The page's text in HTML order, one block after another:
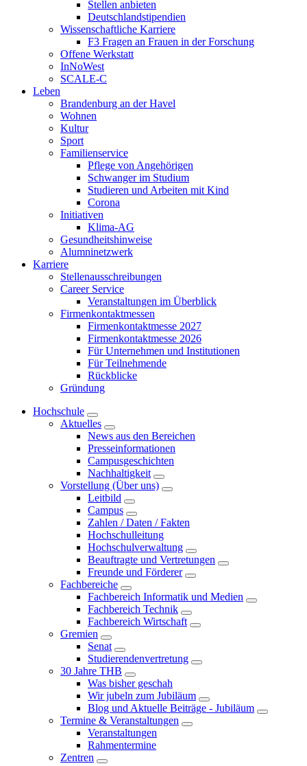
Stellen anbieten
Deutschlandstipendien
Wissenschaftliche Karriere
F3 Fragen an Frauen in der Forschung
Offene Werkstatt
InNoWest
SCALE-C
Leben
Brandenburg an der Havel
Wohnen
Kultur
Sport
Familienservice
Pflege von Angehörigen
Schwanger im Studium
Studieren und Arbeiten mit Kind
Corona
Initiativen
Klima-AG
Gesundheitshinweise
Alumninetzwerk
Karriere
Stellenausschreibungen
Career Service
Veranstaltungen im Überblick
Firmenkontaktmessen
Firmenkontaktmesse 2027
Firmenkontaktmesse 2026
Für Unternehmen und Institutionen
Für Teilnehmende
Rückblicke
Gründung
Hochschule
Aktuelles
News aus den Bereichen
Presseinformationen
Campusgeschichten
Nachhaltigkeit
Vorstellung (Über uns)
Leitbild
Campus
Zahlen / Daten / Fakten
Hochschulleitung
Hochschulverwaltung
Beauftragte und Vertretungen
Freunde und Förderer
Fachbereiche
Fachbereich Informatik und Medien
Fachbereich Technik
Fachbereich Wirtschaft
Gremien
Senat
Studierendenvertretung
30 Jahre THB
Was bisher geschah
Wir jubeln zum Jubiläum
Blog und Aktuelle Beiträge - Jubiläum
Termine & Veranstaltungen
Veranstaltungen
Rahmentermine
Zentren